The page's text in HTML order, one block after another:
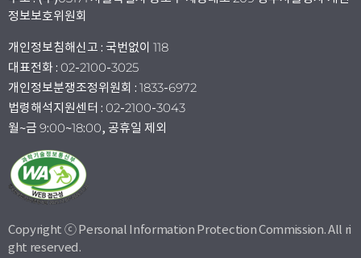
정보보호위원회
개인정보침해신고 : 국번없이 118
대표전화 : 02-2100-3025
개인정보분쟁조정위원회 : 1833-6972
법령해석지원센터 : 02-2100-3043
월~금 9:00~18:00, 공휴일 제외
Copyright ⓒ Personal Information Protection Commission. All ri
ght reserved.